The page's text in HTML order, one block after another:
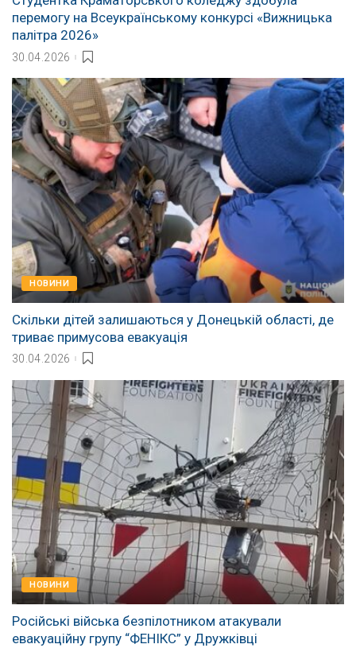
перемогу на Всеукраїнському конкурсі «Вижницька
палітра 2026»
30.04.2026
НОВИНИ
Скільки дітей залишаються у Донецькій області, де
триває примусова евакуація
30.04.2026
НОВИНИ
Російські війська безпілотником атакували
евакуаційну групу “ФЕНІКС” у Дружківці